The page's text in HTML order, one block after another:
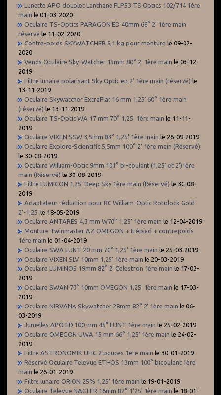
Lunette APO doublet Lanthane FLP53 TS Optics 102/714 1ère
main le 01-03-2020
Oculaire TS-Optics PARAGON ED 40mm 68° 2' 1ère main
réservé le 11-02-2020
Contre-poids SKYWATCHER 5,1 kg pour monture le 09-02-
2020
Vends Oculaire Sky-Watcher 15mm 80° 2' 1ère main le 03-12-
2019
Filtre lunaire polarisant Sky Optic en 2' 1ère main (réservé) le
13-11-2019
Oculaire Skywatcher ExtraFlat 16 mm 1,25' 60° 1ère main
(réservé) le 13-11-2019
Oculaire TS-Optic WA 17 mm 70° 1,25' 1ère main le 11-11-
2019
Oculaire VIXEN SSW 3,5mm 83° 1,25' 1ère main le 26-09-2019
Oculaire Explore-Scientific 5,5mm 100° 2' 1ère main (Réservé)
le 30-08-2019
Oculaire William-Optic 9mm 101° bi-coulant (1,25' et 2')1ère
main (Réservé) le 30-08-2019
Filtre LUMICON 1,25' Deep Sky 1ère main (Réservé) le 30-08-
2019
Adaptateur réduction pour RC William-Optic Rotolock Gold
2'-1,25' le 18-05-2019
Oculaire ANTARES 4,3 mm W70° 1,25' 1ère main le 12-04-2019
Monture Twinmaster AZ OMEGON + trépied + contrepoids
1ère main le 01-04-2019
Oculaire SWA LUNT 20 mm 70° 1,25' 1ère main le 25-03-2019
Oculaire VIXEN SLV 10mm 1,25' 1ère main le 20-03-2019
Oculaire LUMINOS 19mm 82° 2' Celestron 1ère main le 17-03-
2019
Oculaire SWAN 70° 10mm OMEGON 1,25' 1ère main le 17-03-
2019
Oculaire NIRVANA Skywatcher 28mm 82° 2' 1ère main le 06-
03-2019
Jumelles APO ED 100 mm 45° LUNT 1ère main le 25-02-2019
Oculaire OMEGON UWA 15 mm 66° 1,25' 1ère main le 24-02-
2019
Filtre ASTRONOMIK UHC 2 pouces 1ère main le 30-01-2019
Réservé Oculaire Televue ETHOS 13mm 100° bicoulant 1ère
main le 26-01-2019
Filtre lunaire ORION 25% 1,25' 1ère main le 19-01-2019
Oculaire Televue NAGLER 16mm 82° 1'25' 1ère main le 18-01-